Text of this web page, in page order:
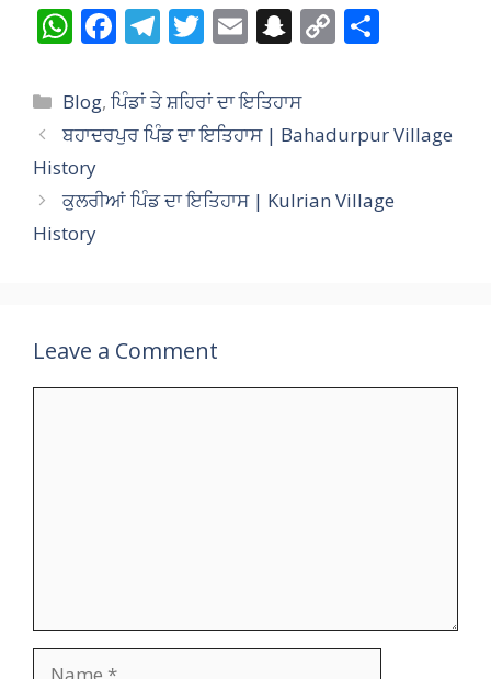
W
h
at
s
A
p
p
F
ac
e
b
o
T
el
e
gr
m
T
w
itt
er
E
m
ai
l
S
n
a
p
h
C
o
y
n
e
Categories
Blog,ਪਿੰਡਾਂ ਤੇ ਸ਼ਹਿਰਾਂ ਦਾ ਇਤਿਹਾਸ
ਬਹਾਦਰਪੁਰ ਪਿੰਡ ਦਾ ਇਤਿਹਾਸ | Bahadurpur Village
History
ਕੁਲਰੀਆਂ ਪਿੰਡ ਦਾ ਇਤਿਹਾਸ | Kulrian Village
History
Leave a Comment